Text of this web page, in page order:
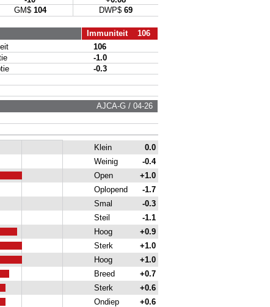
GM$ 104 DWP$ 69
Immuniteit 106
106
-1.0
-0.3
AJCA-G / 04-26
Klein
0.0
Weinig
-0.4
Open
+1.0
Oplopend
-1.7
Smal
-0.3
Steil
-1.1
Hoog
+0.9
Sterk
+1.0
Hoog
+1.0
Breed
+0.7
Sterk
+0.6
Ondiep +0.6